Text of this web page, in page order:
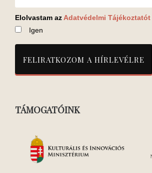
Elolvastam az Adatvédelmi Tájékoztatót
Igen
TÁMOGATÓINK